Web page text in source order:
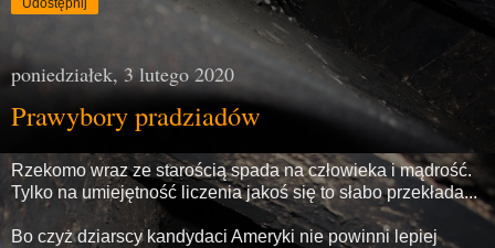
Udostępnij
poniedziałek, 3 lutego 2020
Prawybory pradziadów
Rzekomo wraz ze starością spada na człowieka i mądrość.
Tylko na umiejętność liczenia jakoś się to słabo przekłada...
Bo czyż dziarscy kandydaci Ameryki nie powinni lepiej